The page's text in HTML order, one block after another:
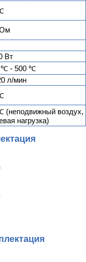
Вт
℃ - 500 ℃
л/мин
(неподвижный воздух,
нагрузка)